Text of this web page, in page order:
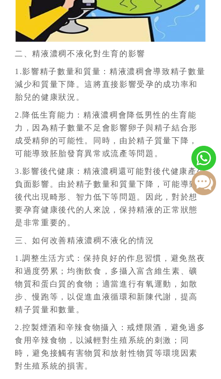
二、精液濃稠不液化對生育的影響
1.影響精子數量和質量：精液濃稠會導致精子數量
減少和質量下降。這將直接影響受孕的成功率和
胎兒的健康狀況。
2.降低生育能力：精液濃稠會降低男性的生育能
力，因為精子數量不足會影響卵子與精子結合形
成受精卵的可能性。同時，由於精子質量下降，
可能導致胚胎發育異常或流產等問題。
3.影響後代健康：精液濃稠還可能對後代健康產生
負面影響。由於精子數量和質量下降，可能導致
後代出現畸形、智力低下等問題。因此，對於想
要孕育健康後代的人來說，保持精液的正常狀態
是非常重要的。
三、如何改善精液濃稠不液化的情況
1.調整生活方式：保持良好的作息習慣，避免熬夜
和過度勞累；均衡飲食，多攝入富含維生素、礦
物質和蛋白質的食物；適當進行有氧運動，如散
步、慢跑等，以促進血液循環和新陳代謝，提高
精子質量和數量。
2.控製煙酒和辛辣食物攝入：戒煙限酒，避免過多
食用辛辣食物，以減輕對生殖系統的刺激；同
時，避免接觸有害物質和放射性物質等環境因素
對生殖系統的損害。